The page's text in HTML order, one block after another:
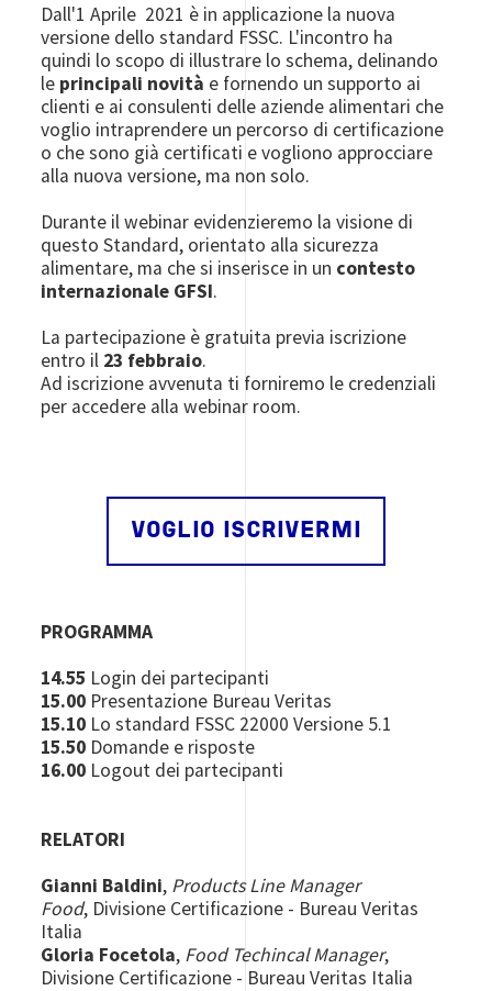
Dall'1 Aprile 2021 è in applicazione la nuova
versione dello standard FSSC. L'incontro ha
quindi lo scopo di illustrare lo schema, delinando
le principali novità e fornendo un supporto ai
clienti e ai consulenti delle aziende alimentari che
voglio intraprendere un percorso di certificazione
o che sono già certificati e vogliono approcciare
alla nuova versione, ma non solo.
Durante il webinar evidenzieremo la visione di
questo Standard, orientato alla sicurezza
alimentare, ma che si inserisce in un contesto
internazionale GFSI.
La partecipazione è gratuita previa iscrizione
entro il 23 febbraio.
Ad iscrizione avvenuta ti forniremo le credenziali
per accedere alla webinar room.
VOGLIO ISCRIVERMI
PROGRAMMA
14.55 Login dei partecipanti
15.00 Presentazione Bureau Veritas
15.10 Lo standard FSSC 22000 Versione 5.1
15.50 Domande e risposte
16.00 Logout dei partecipanti
RELATORI
Gianni Baldini, Products Line Manager
Food, Divisione Certificazione - Bureau Veritas
Italia
Gloria Focetola, Food Techincal Manager,
Divisione Certificazione - Bureau Veritas Italia